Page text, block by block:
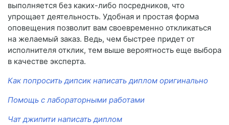
выполняется без каких-либо посредников, что
упрощает деятельность. Удобная и простая форма
оповещения позволит вам своевременно откликаться
на желаемый заказ. Ведь, чем быстрее придет от
исполнителя отклик, тем выше вероятность еще выбора
в качестве эксперта.
Как попросить дипсик написать диплом оригинально
Помощь с лабораторными работами
Чат джипити написать диплом